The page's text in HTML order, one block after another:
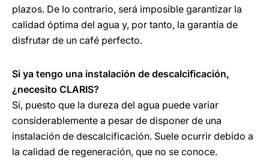
plazos. De lo contrario, será imposible garantizar la
calidad óptima del agua y, por tanto, la garantía de
disfrutar de un café perfecto.
Si ya tengo una instalación de descalcificación,
¿necesito CLARIS?
Sí, puesto que la dureza del agua puede variar
considerablemente a pesar de disponer de una
instalación de descalcificación. Suele ocurrir debido a
la calidad de regeneración, que no se conoce.